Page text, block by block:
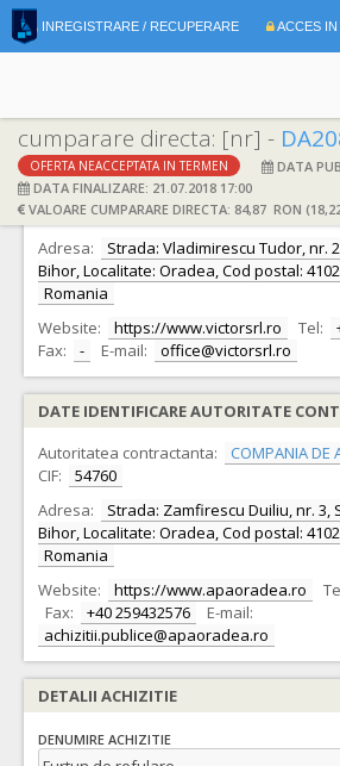
INREGISTRARE / RECUPERARE ACCES
cumparare directa: [nr] -
OFERTA NEACCEPTATA IN TERMEN
DATA
DATA FINALIZARE: 21.07.2018 17:00
VALOARE CUMPARARE DIRECTA: 84,87 RON
DATE IDENTIFICARE OFERTANT
Ofertant: S.C. Victor S.R.L. CIF:
68170
Adresa:
Strada: Vladimirescu Tudor, nr.
Bihor, Localitate: Oradea, Cod postal:
Romania
Website:
https://www.victorsrl.ro Tel:
Fax:
- E-mail: office@victorsrl.ro
DATE IDENTIFICARE AUTORITATE
Autoritatea contractanta:
COMPANIA DE
CIF:
54760
Adresa:
Strada: Zamfirescu Duiliu, nr. 3,
Bihor, Localitate: Oradea, Cod postal:
Romania
Website:
https://www.apaoradea.ro
Fax:
+40 259432576
E-mail:
achizitii.publice@apaoradea.ro
DETALII ACHIZITIE
DENUMIRE ACHIZITIE